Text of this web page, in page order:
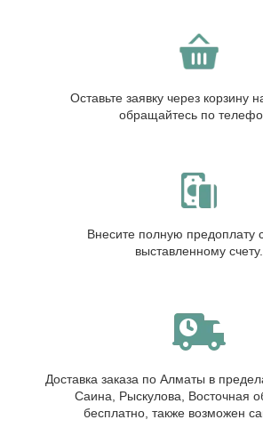
Оставьте заявку через корзину
обращайтесь по
Внесите полную предоплату
выставленному счету.
Доставка заказа по Алматы в
Саина, Рыскулова, Восточная
бесплатно, также возможен